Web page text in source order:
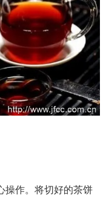
操作。将切好的茶饼